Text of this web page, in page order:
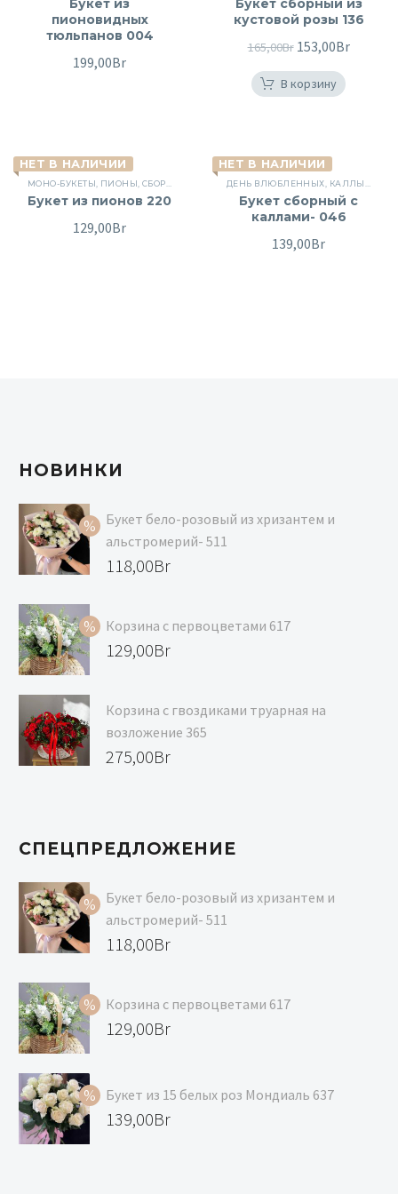
Букет из
пионовидных
тюльпанов 004
199,00Br
Букет сборный из
кустовой розы 136
165,00Br
цена
составляла
153,00Br
В корзину
НЕТ В НАЛИЧИИ
МОНО-БУКЕТЫ , ПИОНЫ,СБОРНЫЕ БУКЕТЫ
Букет из пионов 220
129,00Br
НЕТ В НАЛИЧИИ
ДЕНЬ ВЛЮБЛЕННЫХ, КАЛЛЫ ,
Букет сборный с
каллами- 046
139,00Br
НОВИНКИ
Букет бело-розовый из хризантем и
альстромерий- 511
Первоначальная
составляла
129,00Br.
118,00Br
цена:
118,00Br.
Корзина с первоцветами 617
Первоначальная
составляла
139,00Br.
129,00Br
цена:
129,00Br.
Корзина с гвоздиками труарная на
возложение 365
275,00Br
СПЕЦПРЕДЛОЖЕНИЕ
Букет бело-розовый из хризантем и
альстромерий- 511
Первоначальная
составляла
129,00Br.
118,00Br
цена:
118,00Br.
Корзина с первоцветами 617
Первоначальная
139,00Br.
129,00Br
129,00Br.
Букет из 15 белых роз Мондиаль 637
Первоначальная
139,00Br